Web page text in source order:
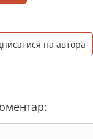
на автора